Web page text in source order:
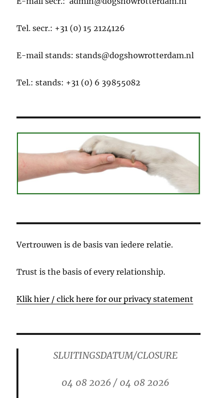
Tel. secr.: +31 (0) 15 2124126
E-mail stands: stands@dogshowrotterdam.nl
Tel.: stands: +31 (0) 6 39855082
Vertrouwen is de basis van iedere relatie.
Trust is the basis of every relationship.
Klik hier / click here for our privacy statement
SLUITINGSDATUM/CLOSURE
04 08 2026 / 04 08 2026